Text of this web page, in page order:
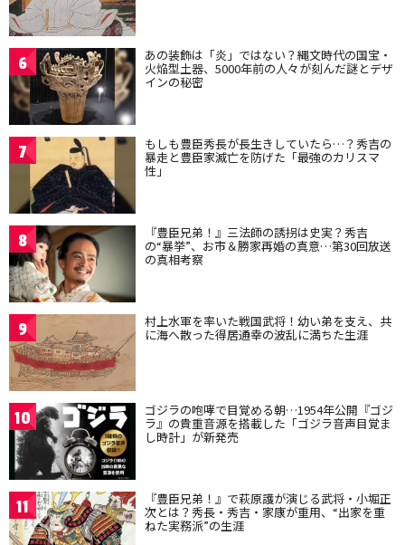
6 あの装飾は「炎」ではない？縄文時代の国宝・
火焔型土器、5000年前の人々が刻んだ謎とデザ
インの秘密
7 もしも豊臣秀長が長生きしていたら…？秀吉の
暴走と豊臣家滅亡を防げた「最強のカリスマ
性」
8 『豊臣兄弟！』三法師の誘拐は史実？秀吉
の“暴挙”、お市＆勝家再婚の真意…第30回放送
の真相考察
9 村上水軍を率いた戦国武将！幼い弟を支え、共
に海へ散った得居通幸の波乱に満ちた生涯
10 ゴジラの咆哮で目覚める朝…1954年公開『ゴジ
ラ』の貴重音源を搭載した「ゴジラ音声目覚ま
し時計」が新発売
11 『豊臣兄弟！』で萩原護が演じる武将・小堀正
次とは？秀長・秀吉・家康が重用、“出家を重
ねた実務派”の生涯